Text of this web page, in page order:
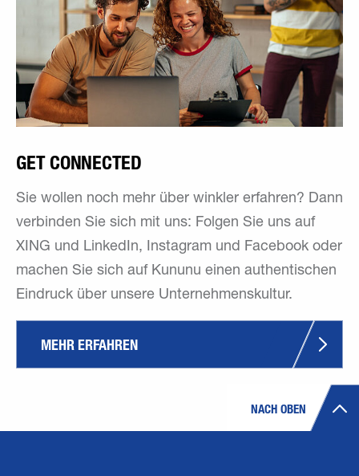
GET CONNECTED
Sie wollen noch mehr über winkler erfahren? Dann
verbinden Sie sich mit uns: Folgen Sie uns auf
XING und LinkedIn, Instagram und Facebook oder
machen Sie sich auf Kununu einen authentischen
Eindruck über unsere Unternehmenskultur.
MEHR ERFAHREN
NACH OBEN